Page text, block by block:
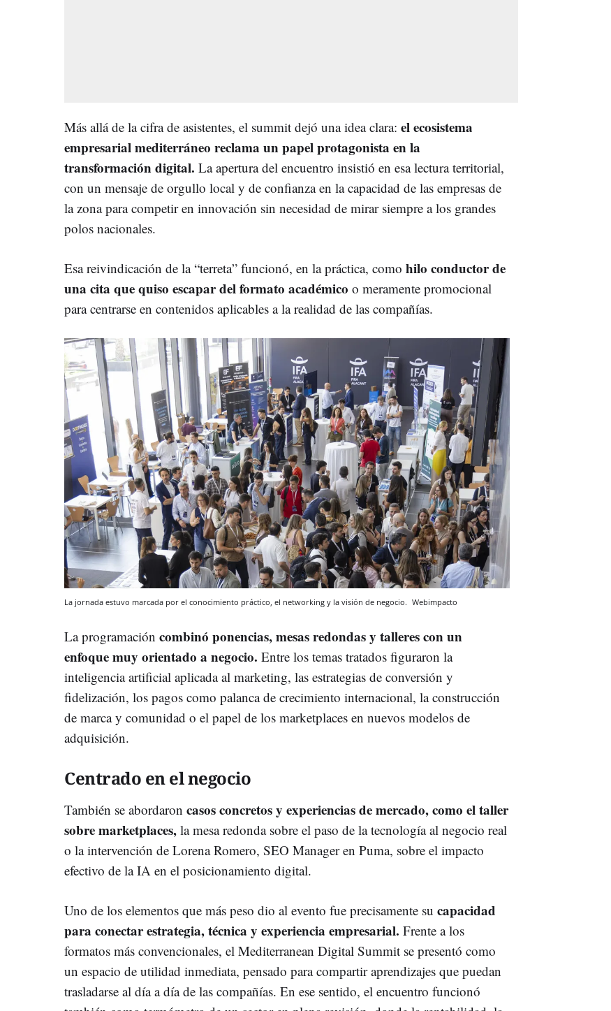
Más allá de la cifra de asistentes, el summit dejó una idea clara: el ecosistema
empresarial mediterráneo reclama un papel protagonista en la
transformación digital. La apertura del encuentro insistió en esa lectura territorial,
con un mensaje de orgullo local y de confianza en la capacidad de las empresas de
la zona para competir en innovación sin necesidad de mirar siempre a los grandes
polos nacionales.
Esa reivindicación de la “terreta” funcionó, en la práctica, como hilo conductor de
una cita que quiso escapar del formato académico o meramente promocional
para centrarse en contenidos aplicables a la realidad de las compañías.
La jornada estuvo marcada por el conocimiento práctico, el networking y la visión de negocio. Webimpacto
La programación combinó ponencias, mesas redondas y talleres con un
enfoque muy orientado a negocio. Entre los temas tratados figuraron la
inteligencia artificial aplicada al marketing, las estrategias de conversión y
fidelización, los pagos como palanca de crecimiento internacional, la construcción
de marca y comunidad o el papel de los marketplaces en nuevos modelos de
adquisición.
Centrado en el negocio
También se abordaron casos concretos y experiencias de mercado, como el taller
sobre marketplaces, la mesa redonda sobre el paso de la tecnología al negocio real
o la intervención de Lorena Romero, SEO Manager en Puma, sobre el impacto
efectivo de la IA en el posicionamiento digital.
Uno de los elementos que más peso dio al evento fue precisamente su capacidad
para conectar estrategia, técnica y experiencia empresarial. Frente a los
formatos más convencionales, el Mediterranean Digital Summit se presentó como
un espacio de utilidad inmediata, pensado para compartir aprendizajes que puedan
trasladarse al día a día de las compañías. En ese sentido, el encuentro funcionó